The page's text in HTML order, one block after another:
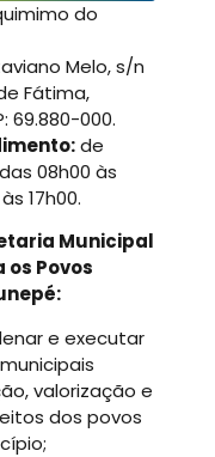
do
Melo, s/n
Fátima,
69.880-000.
de
08h00 às
17h00.
Municipal
Povos
e executar
valorização e
dos povos